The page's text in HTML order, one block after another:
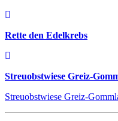
Rette den Edelkrebs
Streuobstwiese Greiz-
Streuobstwiese Greiz-